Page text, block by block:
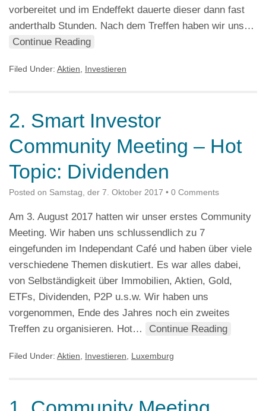
vorbereitet und im Endeffekt dauerte dieser dann fast
anderthalb Stunden. Nach dem Treffen haben wir uns…
Continue Reading
Filed Under: Aktien Investieren
2. Smart Investor
Community Meeting – Hot
Topic: Dividenden
Posted on Samstag, der 7. Oktober 2017 • 0 Comments
Am 3. August 2017 hatten wir unser erstes Community
Meeting. Wir haben uns schlussendlich zu 7
eingefunden im Independant Café und haben über viele
verschiedene Themen diskutiert. Es war alles dabei,
von Selbständigkeit über Immobilien, Aktien, Gold,
ETFs, Dividenden, P2P u.s.w. Wir haben uns
vorgenommen, Ende des Jahres noch ein zweites
Treffen zu organisieren. Hot…
Continue Reading
Filed Under: Aktien Investieren Luxemburg